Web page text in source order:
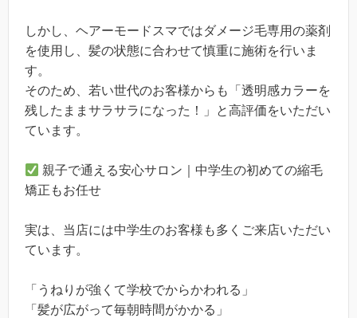
しかし、ヘアーモードスマではダメージ毛専用の薬剤
を使用し、髪の状態に合わせて慎重に施術を行いま
す。
そのため、若い世代のお客様からも「透明感カラーを
残したままサラサラになった！」と高評価をいただい
ています。
親子で通える安心サロン｜中学生の初めての縮毛
矯正もお任せ
実は、当店には中学生のお客様も多くご来店いただい
ています。
「うねりが強くて学校でからかわれる」
「髪が広がって毎朝時間がかかる」